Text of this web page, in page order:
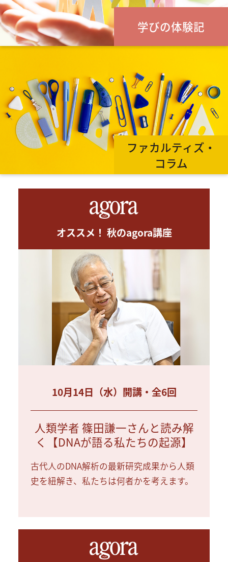
学びの体験記
ファカルティズ・
コラム
オススメ！ 秋のagora講座
10月14日（水）開講・全6回
人類学者 篠田謙一さんと読み解
く【DNAが語る私たちの起源】
古代人のDNA解析の最新研究成果から人類
史を紐解き、私たちは何者かを考えます。